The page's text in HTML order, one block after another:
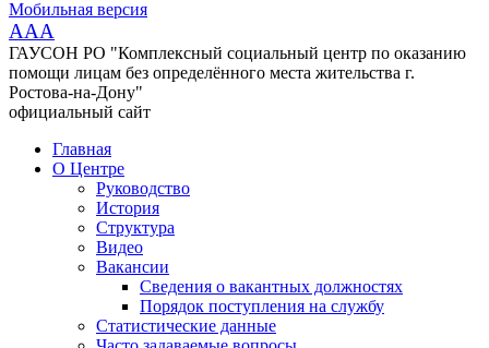
Мобильная версия
AAA
ГАУСОН РО "Комплексный социальный центр по оказанию
помощи лицам без определённого места жительства г.
Ростова-на-Дону"
официальный сайт
Главная
О Центре
Руководство
История
Структура
Видео
Вакансии
Сведения о вакантных должностях
Порядок поступления на службу
Статистические данные